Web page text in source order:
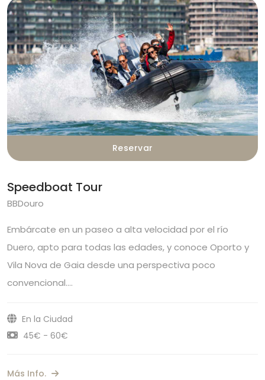
Reservar
Speedboat Tour
BBDouro
Embárcate en un paseo a alta velocidad por el río
Duero, apto para todas las edades, y conoce Oporto y
Vila Nova de Gaia desde una perspectiva poco
convencional.…
En la Ciudad
45€ - 60€
Más Info.